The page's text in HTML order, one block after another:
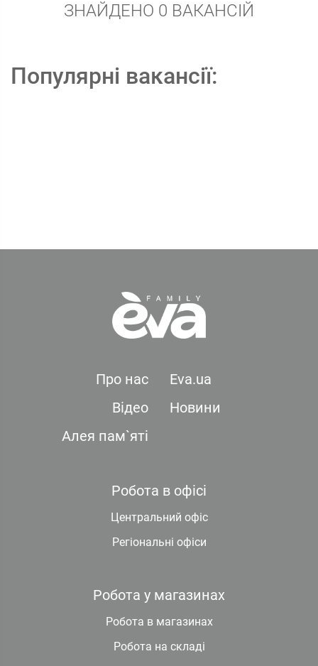
ЗНАЙДЕНО 0 ВАКАНСІЙ
Популярні вакансії:
Про нас
Eva.ua
Відео
Новини
Алея пам`яті
Робота в офісі
Центральний офіс
Регіональні офіси
Робота у магазинах
Робота в магазинах
Робота на складі